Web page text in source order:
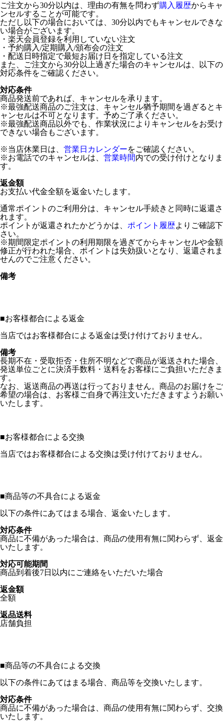
ご注文から30分以内は、理由の有無を問わず購入履歴からキャ
ンセルすることが可能です。
ただし以下の場合においては、30分以内でもキャンセルできな
い場合がございます。
・楽天会員登録を利用していない注文
・予約購入/定期購入/頒布会の注文
・配送日時指定で最短お届け日を指定している注文
また、ご注文から30分以上過ぎた場合のキャンセルは、以下の
対応条件をご確認ください。
対応条件
商品発送前であれば、キャンセルを承ります。
※最強配送商品のご注文は、キャンセル猶予期間を過ぎるとキ
ャンセルは不可となります。予めご了承ください。
※最強配送商品以外でも、作業状況によりキャンセルをお受け
できない場合もございます。
※当店休業日は、 営業日カレンダーをご確認ください。
※お電話でのキャンセルは、 営業時間内での受け付けとなりま
す。
返金額
お支払い代金全額を返金いたします。
通常ポイントのご利用分は、キャンセル手続きと同時に返還さ
れます。
ポイントが返還されたかどうかは、 ポイント履歴よりご確認下
さい。
※期間限定ポイントの利用期限を過ぎてからキャンセルや金額
修正が行われた場合、ポイントは失効扱いとなり、返還されま
せんのでご注意ください。
備考
■お客様都合による返金
当店ではお客様都合による返金は受け付けておりません。
備考
長期不在・受取拒否・住所不明などで商品が返送された場合、
発送単位ごとに決済手数料・送料をお客様にご負担いただきま
す。
なお、返送商品の再送は行っておりません。商品のお届けをご
希望の場合は、お客様ご自身で再注文いただきますようお願い
いたします。
■お客様都合による交換
当店ではお客様都合による交換は受け付けておりません。
■商品等の不具合による返金
以下の条件にあてはまる場合、返金いたします。
対応条件
商品に不備があった場合は、商品の使用有無に関わらず、返金
いたします。
対応可能期間
商品到着後7日以内にご連絡をいただいた場合
返金額
全額
返品送料
店舗負担
■商品等の不具合による交換
以下の条件にあてはまる場合、商品等を交換いたします。
対応条件
商品に不備があった場合は、商品の使用有無に関わらず、交換
いたします。